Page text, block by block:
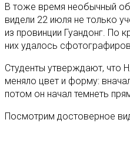
В тоже время необычный
видели 22 июля не только
из провинции Гуандонг. По
них удалось
Студенты утверждают, что
меняло цвет и форму:
потом он начал темнеть
Посмотрим достоверное